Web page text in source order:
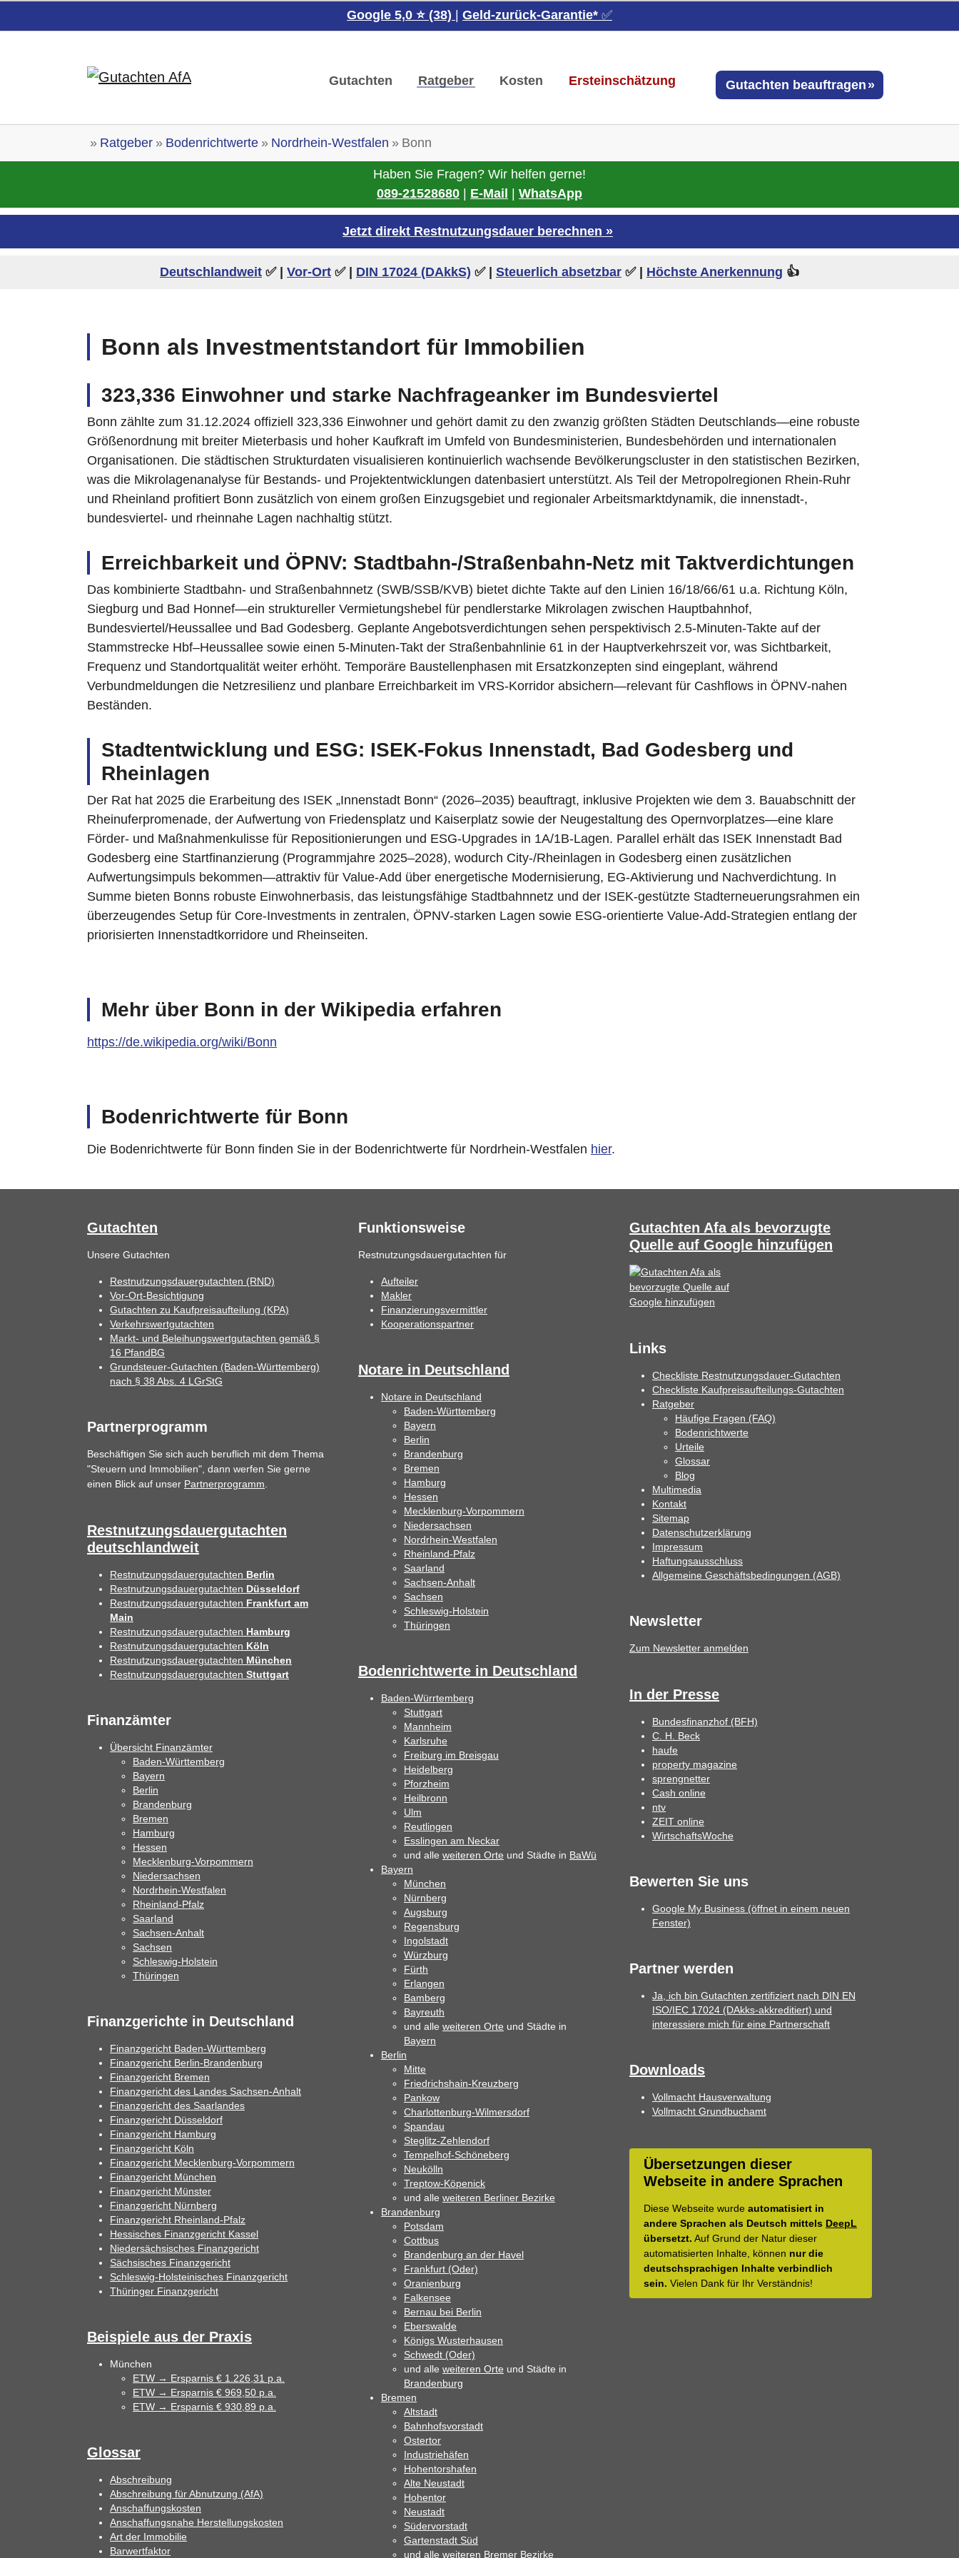
Google 5,0 ⭐ (38) Geld-zurück-Garantie* ✅
Gutachten Ratgeber Kosten Ersteinschätzung Gutachten beauftragen
Ratgeber Bodenrichtwerte Nordrhein-Westfalen Bonn
Haben Sie Fragen? Wir helfen gerne!
089-21528680
E-Mail WhatsApp
Jetzt direkt Restnutzungsdauer berechnen »
Deutschlandweit ✅ | Vor-Ort ✅ | DIN 17024 (DAkkS) ✅| Steuerlich absetzbar ✅| Höchste Anerkennung 👍
Bonn als Investmentstandort für Immobilien
323,336 Einwohner und starke Nachfrageanker im Bundesviertel
Bonn zählte zum 31.12.2024 offiziell 323,336 Einwohner und gehört damit zu den zwanzig größten Städten Deutschlands—eine robuste
Größenordnung mit breiter Mieterbasis und hoher Kaufkraft im Umfeld von Bundesministerien, Bundesbehörden und internationalen
Organisationen. Die städtischen Strukturdaten visualisieren kontinuierlich wachsende Bevölkerungscluster in den statistischen Bezirken,
was die Mikrolagenanalyse für Bestands- und Projektentwicklungen datenbasiert unterstützt. Als Teil der Metropolregionen Rhein-Ruhr
und Rheinland profitiert Bonn zusätzlich von einem großen Einzugsgebiet und regionaler Arbeitsmarktdynamik, die innenstadt‑,
bundesviertel‑ und rheinnahe Lagen nachhaltig stützt.
Erreichbarkeit und ÖPNV: Stadtbahn-/Straßenbahn-Netz mit Taktverdichtungen
Das kombinierte Stadtbahn- und Straßenbahnnetz (SWB/SSB/KVB) bietet dichte Takte auf den Linien 16/18/66/61 u.a. Richtung Köln,
Siegburg und Bad Honnef—ein struktureller Vermietungshebel für pendlerstarke Mikrolagen zwischen Hauptbahnhof,
Bundesviertel/Heussallee und Bad Godesberg. Geplante Angebotsverdichtungen sehen perspektivisch 2.5‑Minuten‑Takte auf der
Stammstrecke Hbf–Heussallee sowie einen 5‑Minuten‑Takt der Straßenbahnlinie 61 in der Hauptverkehrszeit vor, was Sichtbarkeit,
Frequenz und Standortqualität weiter erhöht. Temporäre Baustellenphasen mit Ersatzkonzepten sind eingeplant, während
Verbundmeldungen die Netzresilienz und planbare Erreichbarkeit im VRS‑Korridor absichern—relevant für Cashflows in ÖPNV‑nahen
Beständen.
Stadtentwicklung und ESG: ISEK‑Fokus Innenstadt, Bad Godesberg und
Rheinlagen
Der Rat hat 2025 die Erarbeitung des ISEK „Innenstadt Bonn“ (2026–2035) beauftragt, inklusive Projekten wie dem 3. Bauabschnitt der
Rheinuferpromenade, der Aufwertung von Friedensplatz und Kaiserplatz sowie der Neugestaltung des Opernvorplatzes—eine klare
Förder‑ und Maßnahmenkulisse für Repositionierungen und ESG‑Upgrades in 1A/1B‑Lagen. Parallel erhält das ISEK Innenstadt Bad
Godesberg eine Startfinanzierung (Programmjahre 2025–2028), wodurch City‑/Rheinlagen in Godesberg einen zusätzlichen
Aufwertungsimpuls bekommen—attraktiv für Value‑Add über energetische Modernisierung, EG‑Aktivierung und Nachverdichtung. In
Summe bieten Bonns robuste Einwohnerbasis, das leistungsfähige Stadtbahnnetz und der ISEK‑gestützte Stadterneuerungsrahmen ein
überzeugendes Setup für Core‑Investments in zentralen, ÖPNV‑starken Lagen sowie ESG‑orientierte Value‑Add‑Strategien entlang der
priorisierten Innenstadtkorridore und Rheinseiten.
Mehr über Bonn in der Wikipedia erfahren
https://de.wikipedia.org/wiki/Bonn
Bodenrichtwerte für Bonn
Die Bodenrichtwerte für Bonn finden Sie in der Bodenrichtwerte für Nordrhein-Westfalen hier.
Gutachten
Unsere Gutachten
Restnutzungsdauergutachten (RND)
Vor-Ort-Besichtigung
Gutachten zu Kaufpreisaufteilung (KPA)
Verkehrswertgutachten
Markt- und Beleihungswertgutachten gemäß §
16 PfandBG
Grundsteuer-Gutachten (Baden-Württemberg)
nach § 38 Abs. 4 LGrStG
Partnerprogramm
Beschäftigen Sie sich auch beruflich mit dem Thema
"Steuern und Immobilien", dann werfen Sie gerne
einen Blick auf unser Partnerprogramm
Restnutzungsdauergutachten
deutschlandweit
Restnutzungsdauergutachten Berlin
Restnutzungsdauergutachten Düsseldorf
Restnutzungsdauergutachten Frankfurt am
Main
Restnutzungsdauergutachten Hamburg
Restnutzungsdauergutachten Köln
Restnutzungsdauergutachten München
Restnutzungsdauergutachten Stuttgart
Finanzämter
Übersicht Finanzämter
Baden-Württemberg
Bayern
Berlin
Brandenburg
Bremen
Hamburg
Hessen
Mecklenburg-Vorpommern
Niedersachsen
Nordrhein-Westfalen
Rheinland-Pfalz
Saarland
Sachsen-Anhalt
Sachsen
Schleswig-Holstein
Thüringen
Finanzgerichte in Deutschland
Finanzgericht Baden-Württemberg
Finanzgericht Berlin-Brandenburg
Finanzgericht Bremen
Finanzgericht des Landes Sachsen-Anhalt
Finanzgericht des Saarlandes
Finanzgericht Düsseldorf
Finanzgericht Hamburg
Finanzgericht Köln
Finanzgericht Mecklenburg-Vorpommern
Finanzgericht München
Finanzgericht Münster
Finanzgericht Nürnberg
Finanzgericht Rheinland-Pfalz
Hessisches Finanzgericht Kassel
Niedersächsisches Finanzgericht
Sächsisches Finanzgericht
Schleswig-Holsteinisches Finanzgericht
Thüringer Finanzgericht
Beispiele aus der Praxis
München
ETW → Ersparnis € 1.226,31 p.a.
ETW → Ersparnis € 969,50 p.a.
ETW → Ersparnis € 930,89 p.a.
Glossar
Abschreibung
Abschreibung für Abnutzung (AfA)
Anschaffungskosten
Anschaffungsnahe Herstellungskosten
Art der Immobilie
Barwertfaktor
Funktionsweise
Restnutzungsdauergutachten für
Aufteiler
Makler
Finanzierungsvermittler
Kooperationspartner
Notare in Deutschland
Notare in Deutschland
Baden-Württemberg
Bayern
Berlin
Brandenburg
Bremen
Hamburg
Hessen
Mecklenburg-Vorpommern
Niedersachsen
Nordrhein-Westfalen
Rheinland-Pfalz
Saarland
Sachsen-Anhalt
Sachsen
Schleswig-Holstein
Thüringen
Bodenrichtwerte in Deutschland
Baden-Würrtemberg
Stuttgart
Mannheim
Karlsruhe
Freiburg im Breisgau
Heidelberg
Pforzheim
Heilbronn
Ulm
Reutlingen
Esslingen am Neckar
und alle weiteren Orte und Städte in BaWü
Bayern
München
Nürnberg
Augsburg
Regensburg
Ingolstadt
Würzburg
Fürth
Erlangen
Bamberg
Bayreuth
und alle weiteren Orte und Städte in
Bayern
Berlin
Mitte
Friedrichshain-Kreuzberg
Pankow
Charlottenburg-Wilmersdorf
Spandau
Steglitz-Zehlendorf
Tempelhof-Schöneberg
Neukölln
Treptow-Köpenick
und alle weiteren Berliner Bezirke
Brandenburg
Potsdam
Cottbus
Brandenburg an der Havel
Frankfurt (Oder)
Oranienburg
Falkensee
Bernau bei Berlin
Eberswalde
Königs Wusterhausen
Schwedt (Oder)
und alle weiteren Orte und Städte in
Brandenburg
Bremen
Altstadt
Bahnhofsvorstadt
Ostertor
Industriehäfen
Hohentorshafen
Alte Neustadt
Hohentor
Neustadt
Südervorstadt
Gartenstadt Süd
und alle weiteren Bremer Bezirke
Gutachten Afa als bevorzugte
Quelle auf Google hinzufügen
Links
Checkliste Restnutzungsdauer-Gutachten
Checkliste Kaufpreisaufteilungs-Gutachten
Ratgeber
Häufige Fragen (FAQ)
Bodenrichtwerte
Urteile
Glossar
Blog
Multimedia
Kontakt
Sitemap
Datenschutzerklärung
Impressum
Haftungsausschluss
Allgemeine Geschäftsbedingungen (AGB)
Newsletter
Zum Newsletter anmelden
In der Presse
Bundesfinanzhof (BFH)
C. H. Beck
haufe
property magazine
sprengnetter
Cash online
ntv
ZEIT online
WirtschaftsWoche
Bewerten Sie uns
Google My Business (öffnet in einem neuen
Fenster)
Partner werden
Ja, ich bin Gutachten zertifiziert nach DIN EN
ISO/IEC 17024 (DAkks-akkreditiert) und
interessiere mich für eine Partnerschaft
Downloads
Vollmacht Hausverwaltung
Vollmacht Grundbuchamt
Übersetzungen dieser
Webseite in andere Sprachen
Diese Webseite wurde automatisiert in
andere Sprachen als Deutsch mittels DeepL
übersetzt. Auf Grund der Natur dieser
automatisierten Inhalte, können nur die
deutschsprachigen Inhalte verbindlich
sein. Vielen Dank für Ihr Verständnis!